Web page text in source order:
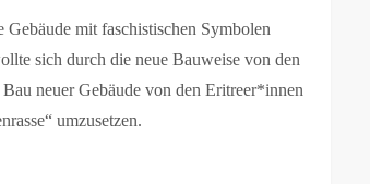
mit faschistischen Symbolen
sich durch die neue Bauweise von den
neuer Gebäude von den Eritreer*innen
umzusetzen.